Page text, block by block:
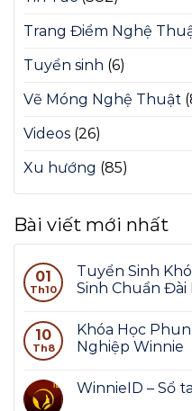
Trang Điểm Nghệ
Tuyển sinh (6)
Vẽ Móng Nghệ Thuật
Videos (26)
Xu hướng (85)
Bài viết mới nhất
01
Th10
Tuyển Sinh
Sinh Chuẩn Đài
10
Th8
Khóa Học
Nghiệp Winnie
WinnieID – Sổ